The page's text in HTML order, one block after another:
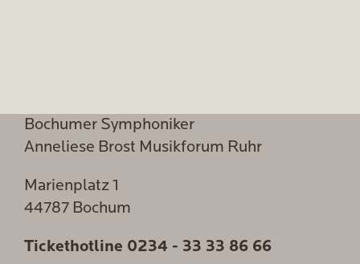
Bochumer Symphoniker
Anneliese Brost Musikforum Ruhr
Marienplatz 1
44787 Bochum
Tickethotline 0234 - 33 33 86 66